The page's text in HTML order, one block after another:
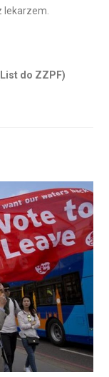
lekarzem.
do ZZPF)